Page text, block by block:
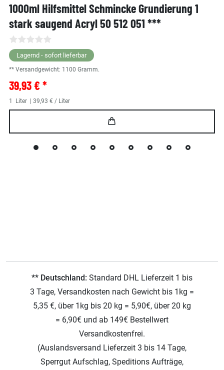
1000ml Hilfsmittel Schmincke Grundierung 1
stark saugend Acryl 50 512 051 ***
Lagernd - sofort lieferbar
** Versandgewicht: 1100 Gramm.
39,93 € *
1 Liter | 39,93 € / Liter
** Deutschland: Standard DHL Lieferzeit 1 bis
3 Tage, Versandkosten nach Gewicht bis 1kg =
5,35 €, über 1kg bis 20 kg = 5,90€, über 20 kg
= 6,90€ und ab 149€ Bestellwert
Versandkostenfrei.
(Auslandsversand Lieferzeit 3 bis 14 Tage,
Sperrgut Aufschlag, Speditions Aufträge,